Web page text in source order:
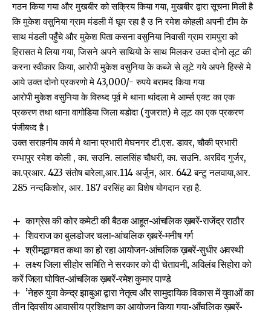
गठन किया गया और मुखबीर को सक्रिय किया गया, मुखबीर द्वारा सूचना मिली है
कि मुकेश वसुनिया ग्राम मंडली में घूम रहा है उ नि रमेश कोहली अपनी टीम के
साथ मंडली पहुँचे और मुकेश पिता कसना वसुनिया निवासी ग्राम रामपुरा को
हिरासत मे लिया गया, जिसने अपने साथियो के साथ मिलकर उक्त दोनो लूट की
करना स्वीकार किया, आरोपी मुकेश वसुनिया के कब्जे से लूटे गये अपने हिस्से मे
आये उक्त दोनो प्रकरणो मे 43,000/- रुपये बरामद किया गया
आरोपी मुकेश वसुनिया के विरुध्द पूर्व मे थाना थांदला मे आर्म्स एक्ट का एक
प्रकरण तथा थाना वागोडिया जिला बडोदा (गुजरात) मे लूट का एक प्रकरण
पंजीबध्द है।
उक्त सराहनीय कार्य मे थाना प्रभारी मेघनगर टी.एस. डावर, चौकी प्रभारी
रम्भापुर रमेश कोली , का. सउनि. लालसिंह चौधरी, का. सउनि. अरविंद गुर्जर,
का.प्रआर. 423 संतोष बारेला,आर.114 अर्जुन, आर. 642 बन्टु नलवाया,आर.
285 नन्दकिशोर, आर. 187 वरसिंह का विशेष योगदान रहा है.
काग्रेस की कोर कमेटी की बैठक आहूत-आंचलिक ख़बरें-राजेंद्र राठौर
शिवराज का बुलडोजर चला-आंचलिक ख़बरें-मनीष गर्ग
श्रीमद्भागवत कथा का हो रहा आयोजन-आंचलिक ख़बरें-सुधीर अवस्थी
लक्ष्य जिला सीहोर समिति ने सरकार को दी चेतावनी, अविलंब सिहोरा को
करें जिला घोषित-आंचलिक ख़बरें-रमेश कुमार पाण्डे
’नेहरु युवा केन्द्र झाबुआ द्वारा नेतृत्व और सामुदायिक विकास में युवाओं का
तीन दिवसीय आवासीय प्रशिक्षण का आयोजन किया गया-आँचलिक ख़बरें-